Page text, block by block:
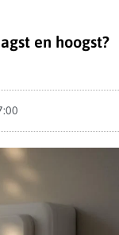
en hoogst?